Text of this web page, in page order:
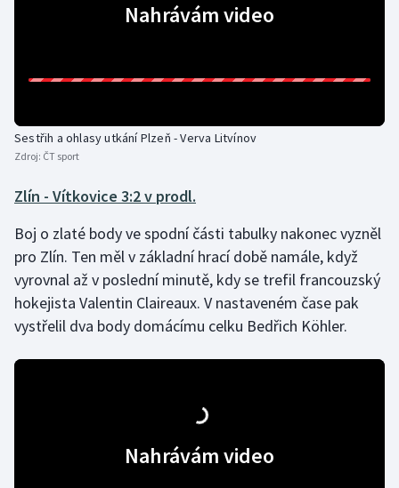
Veslování
Vodní slalom
Volejbal
Ostatní
Nahrávám video
Sestřih a ohlasy utkání Plzeň - Verva Litvínov
Zdroj: ČT sport
Zlín - Vítkovice 3:2 v prodl.
Boj o zlaté body ve spodní části tabulky nakonec vyzněl
pro Zlín. Ten měl v základní hrací době namále, když
vyrovnal až v poslední minutě, kdy se trefil francouzský
hokejista Valentin Claireaux. V nastaveném čase pak
vystřelil dva body domácímu celku Bedřich Köhler.
Nahrávám video